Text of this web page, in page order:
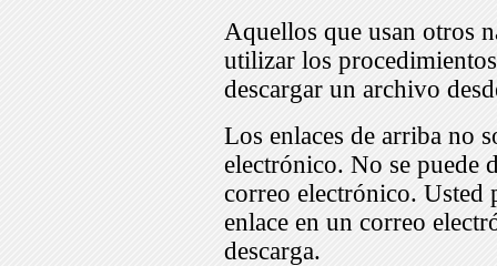
Aquellos que usan otros
utilizar los
descargar un archivo
Los enlaces de arriba no
electrónico. No se puede
correo electrónico. Usted
enlace en un correo
descarga.